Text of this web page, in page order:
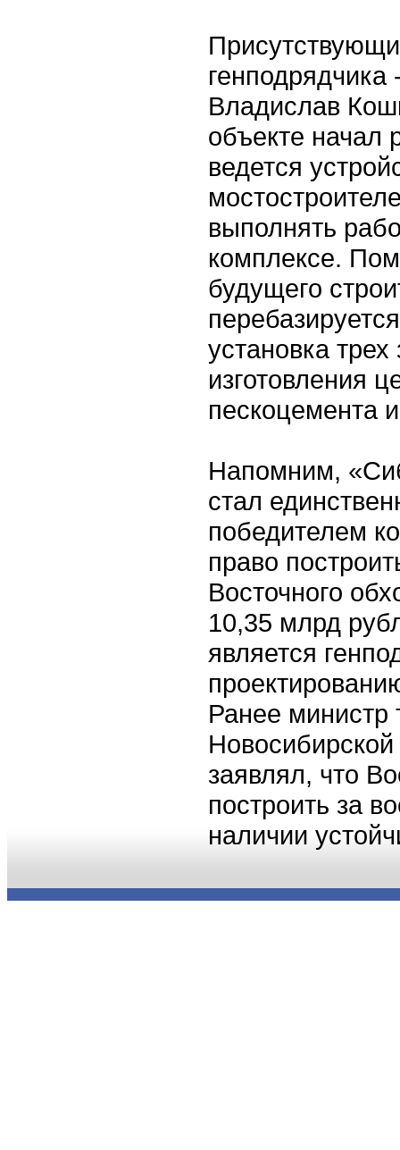
Владислав
объекте начал
ведется
выполнять
комплексе.
будущего
установка
изготовления
пескоцемента
Напомним,
стал
победителем
право
Восточного
10,35 млрд
является
Ранее министр
заявлял, что
построить за
наличии